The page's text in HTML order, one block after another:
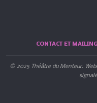
CONTACT ET
© 2025 Théâtre du Menteur.